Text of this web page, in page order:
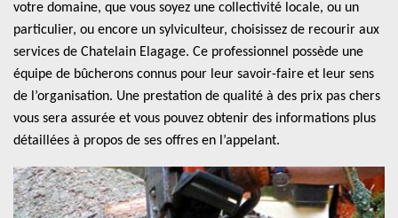
votre domaine, que vous soyez une collectivité locale, ou un
particulier, ou encore un sylviculteur, choisissez de recourir aux
services de Chatelain Elagage. Ce professionnel possède une
équipe de bûcherons connus pour leur savoir-faire et leur sens
de l’organisation. Une prestation de qualité à des prix pas chers
vous sera assurée et vous pouvez obtenir des informations plus
détaillées à propos de ses offres en l’appelant.